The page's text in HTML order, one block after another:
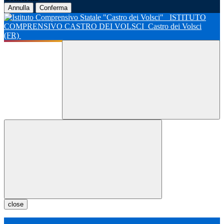
Annulla Conferma
ISTITUTO
COMPRENSIVO CASTRO DEI VOLSCI Castro dei Volsci
(FR)
close